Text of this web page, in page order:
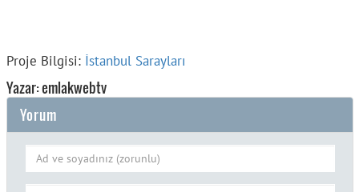
Proje Bilgisi: İstanbul Sarayları
Yazar: emlakwebtv
Yorum